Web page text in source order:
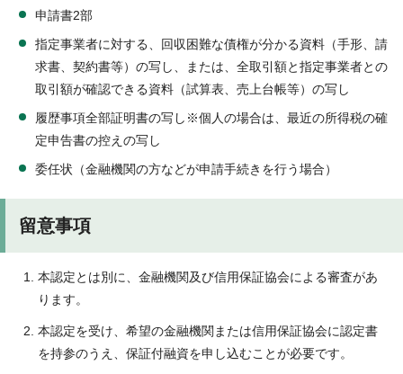
申請書2部
指定事業者に対する、回収困難な債権が分かる資料（手形、請
求書、契約書等）の写し、または、全取引額と指定事業者との
取引額が確認できる資料（試算表、売上台帳等）の写し
履歴事項全部証明書の写し※個人の場合は、最近の所得税の確
定申告書の控えの写し
委任状（金融機関の方などが申請手続きを行う場合）
留意事項
本認定とは別に、金融機関及び信用保証協会による審査があ
ります。
本認定を受け、希望の金融機関または信用保証協会に認定書
を持参のうえ、保証付融資を申し込むことが必要です。